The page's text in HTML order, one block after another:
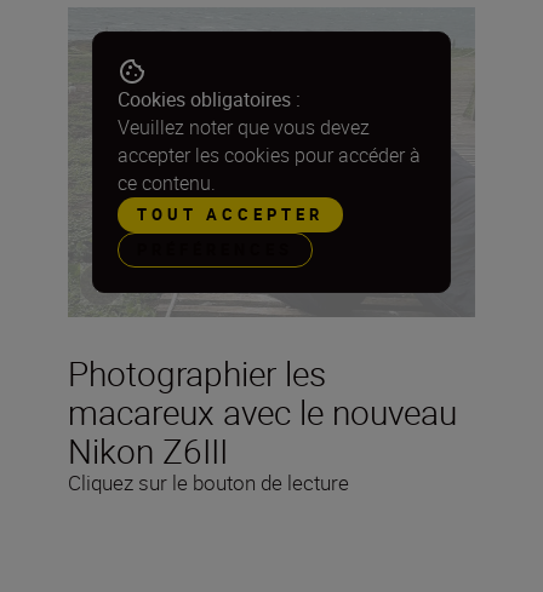
Photographier les
macareux avec le nouveau
Nikon Z6III
Cliquez sur le bouton de lecture
Cookies obligatoires :
Veuillez noter que vous devez
accepter les cookies pour accéder à
ce contenu.
TOUT ACCEPTER